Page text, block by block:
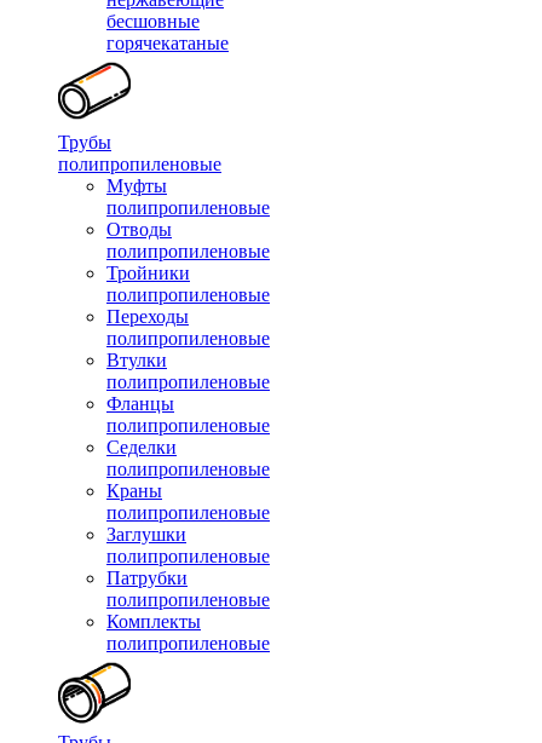
бесшовные
горячекатаные
Трубы
полипропиленовые
Муфты
полипропиленовые
Отводы
полипропиленовые
Тройники
полипропиленовые
Переходы
полипропиленовые
Втулки
полипропиленовые
Фланцы
полипропиленовые
Седелки
полипропиленовые
Краны
полипропиленовые
Заглушки
полипропиленовые
Патрубки
полипропиленовые
Комплекты
полипропиленовые